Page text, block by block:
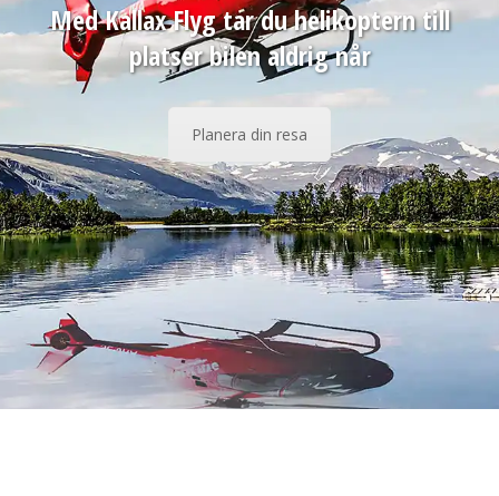
Med Kallax Flyg tar du helikoptern till
platser bilen aldrig når
Planera din resa